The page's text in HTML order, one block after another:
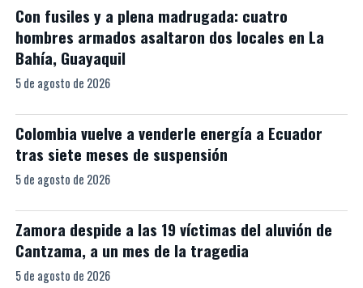
Con fusiles y a plena madrugada: cuatro
hombres armados asaltaron dos locales en La
Bahía, Guayaquil
5 de agosto de 2026
Colombia vuelve a venderle energía a Ecuador
tras siete meses de suspensión
5 de agosto de 2026
Zamora despide a las 19 víctimas del aluvión de
Cantzama, a un mes de la tragedia
5 de agosto de 2026